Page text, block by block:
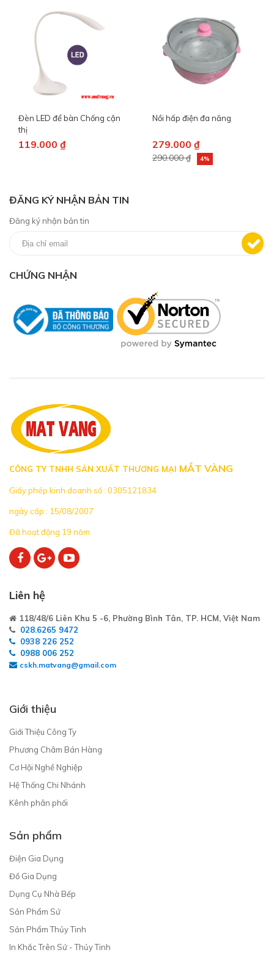
Đèn LED để bàn Chống cận
thị
119.000 ₫
Nồi hấp điện đa năng
279.000 ₫
290.000 ₫ 4%
ĐĂNG KÝ NHẬN BẢN TIN
Đăng ký nhận bản tin
CHỨNG NHẬN
CÔNG TY TNHH SẢN XUẤT THƯƠNG MẠI MẮT VÀNG
Giấy phép kinh doanh số : 0305121834
ngày cấp : 15/08/2007
Đã hoạt động 19 năm
Liên hệ
118/48/6 Liên Khu 5 -6, Phường Bình Tân, TP. HCM, Việt Nam
028.6265 9472
0938 226 252
0988 006 252
cskh.matvang@gmail.com
Giới thiệu
Giới Thiệu Công Ty
Phương Châm Bán Hàng
Cơ Hội Nghề Nghiệp
Hệ Thống Chi Nhánh
Kênh phân phối
Sản phẩm
Điện Gia Dụng
Đồ Gia Dụng
Dụng Cụ Nhà Bếp
Sản Phẩm Sứ
Sản Phẩm Thủy Tinh
In Khắc Trên Sứ - Thủy Tinh